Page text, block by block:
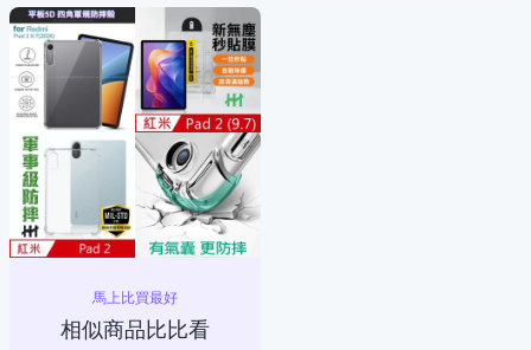
馬上比買最好
相似商品比比看